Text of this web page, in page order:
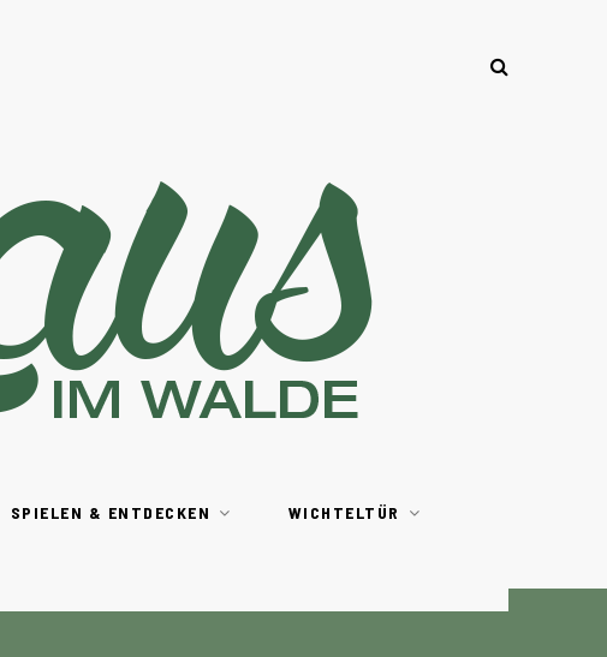
SPIELEN & ENTDECKEN WICHTELTÜR